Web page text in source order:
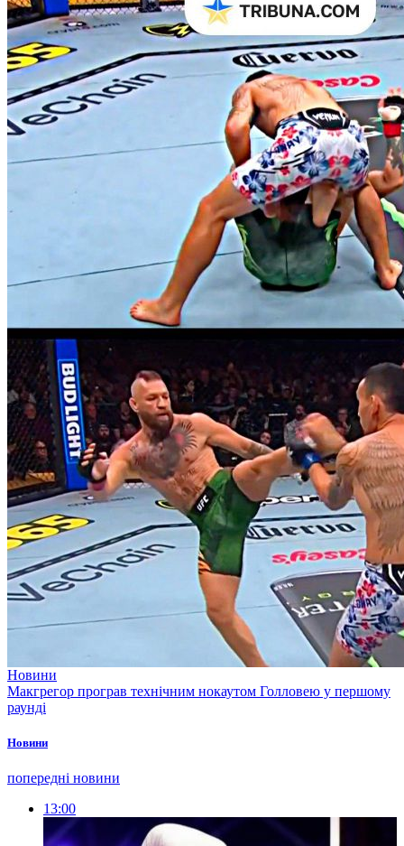
Новини
Макгрегор програв технічним нокаутом Голловею у першому
раунді
Новини
попередні новини
13:00